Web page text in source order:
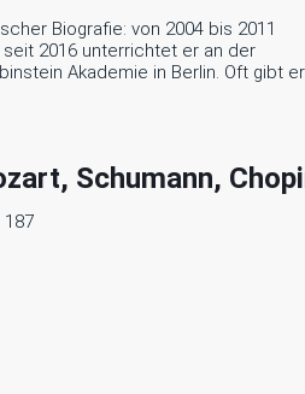
Biografie: von 2004 bis 2011
2016 unterrichtet er an der
Akademie in Berlin. Oft gibt
Schumann,
187